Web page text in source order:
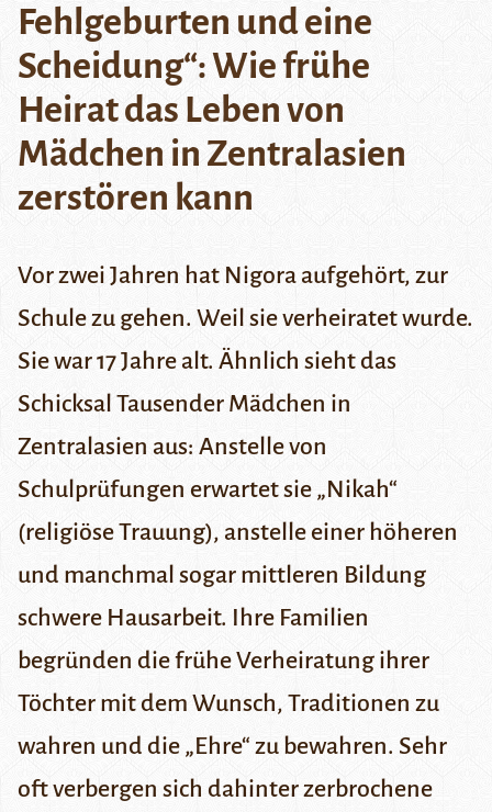
Fehlgeburten und eine
Scheidung“: Wie frühe
Heirat das Leben von
Mädchen in Zentralasien
zerstören kann
Vor zwei Jahren hat Nigora aufgehört, zur
Schule zu gehen. Weil sie verheiratet wurde.
Sie war 17 Jahre alt. Ähnlich sieht das
Schicksal Tausender Mädchen in
Zentralasien aus: Anstelle von
Schulprüfungen erwartet sie „Nikah“
(religiöse Trauung), anstelle einer höheren
und manchmal sogar mittleren Bildung
schwere Hausarbeit. Ihre Familien
begründen die frühe Verheiratung ihrer
Töchter mit dem Wunsch, Traditionen zu
wahren und die „Ehre“ zu bewahren. Sehr
oft verbergen sich dahinter zerbrochene